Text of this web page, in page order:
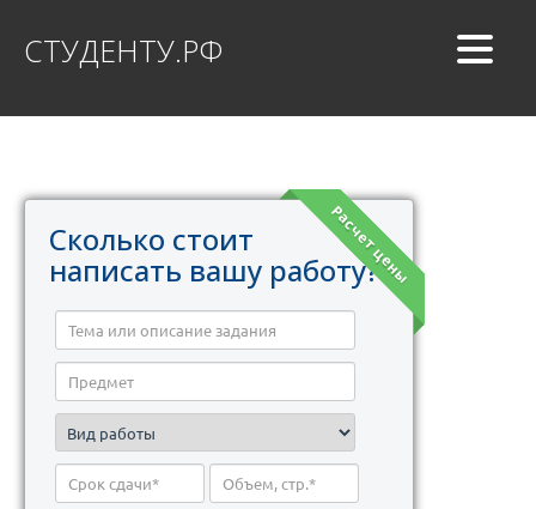
СТУДЕНТУ.РФ
Расчет цены
Сколько стоит
написать вашу работу?